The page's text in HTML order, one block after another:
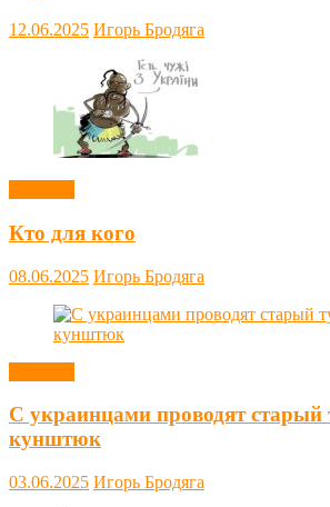
12.06.2025 Игорь Бродяга
Кто для кого
08.06.2025 Игорь Бродяга
С украинцами проводят старый
кунштюк
03.06.2025 Игорь Бродяга